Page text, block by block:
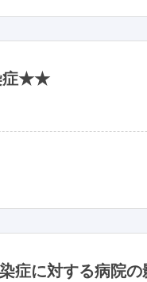
症★★
症に対する病院